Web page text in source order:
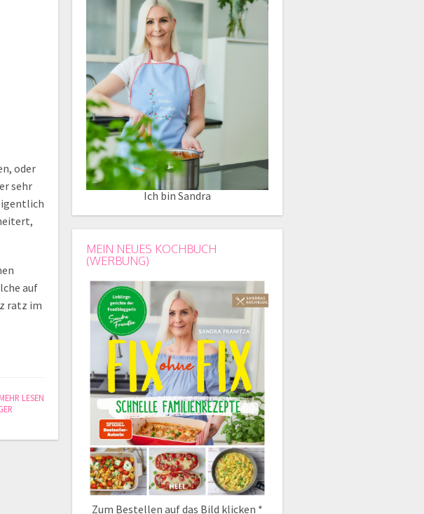
oder
sehr
auf
ratz im
MEHR LESEN
Ich bin Sandra
MEIN NEUES KOCHBUCH
(WERBUNG)
Zum Bestellen auf das Bild klicken *